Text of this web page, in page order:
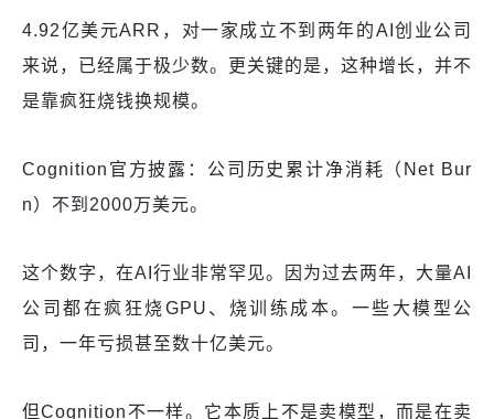
4.92亿美元ARR，对一家成立不到两年的AI创业公司
来说，已经属于极少数。更关键的是，这种增长，并不
是靠疯狂烧钱换规模。
Cognition官方披露：公司历史累计净消耗（Net Bur
n）不到2000万美元。
这个数字，在AI行业非常罕见。因为过去两年，大量AI
公司都在疯狂烧GPU、烧训练成本。一些大模型公
司，一年亏损甚至数十亿美元。
但Cognition不一样。它本质上不是卖模型，而是在卖